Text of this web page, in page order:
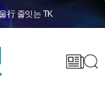
行 줄잇는 TK